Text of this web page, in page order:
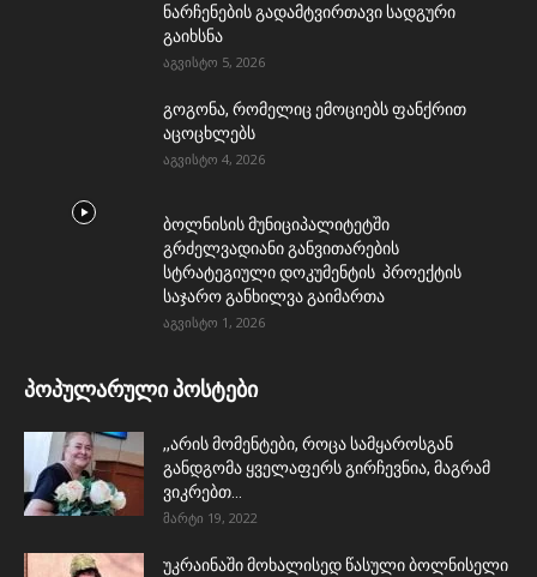
ნარჩენების გადამტვირთავი სადგური
გაიხსნა
აგვისტო 5, 2026
გოგონა, რომელიც ემოციებს ფანქრით
აცოცხლებს
აგვისტო 4, 2026
ბოლნისის მუნიციპალიტეტში
გრძელვადიანი განვითარების
სტრატეგიული დოკუმენტის პროექტის
საჯარო განხილვა გაიმართა
აგვისტო 1, 2026
პოპულარული პოსტები
,,არის მომენტები, როცა სამყაროსგან
განდგომა ყველაფერს გირჩევნია, მაგრამ
ვიკრებთ...
მარტი 19, 2022
უკრაინაში მოხალისედ წასული ბოლნისელი